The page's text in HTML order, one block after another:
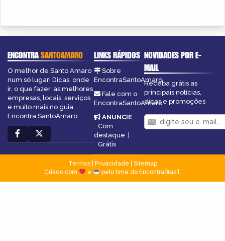
ENCONTRASANTOAMARO
O melhor de Santo Amaro
num só lugar! Dicas, onde
ir, o que fazer, as melhores
empresas, locais, serviços
e muito mais no guia
Encontra SantoAmaro.
LINKS RÁPIDOS
Sobre
EncontraSantoAmaro
Fale com o
EncontraSantoAmaro
ANUNCIE:
Com
destaque |
Grátis
NOVIDADES POR E-
MAIL
Receba grátis as
principais notícias,
dicas e promoções
Termos| Privacidade
Sitemap
Criado com
e pelo time do EncontraBrasil